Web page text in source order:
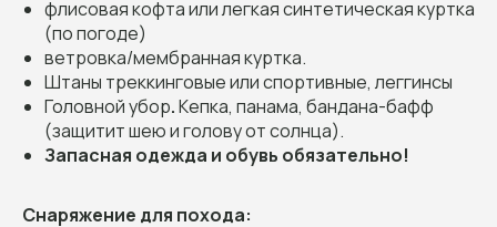
флисовая кофта или легкая синтетическая куртка
(по погоде)
ветровка/мембранная куртка.
Штаны треккинговые или спортивные, леггинсы
Головной убор.Кепка, панама, бандана-бафф
(защитит шею и голову от солнца).
Запасная одежда и обувь обязательно!
Снаряжение для похода: